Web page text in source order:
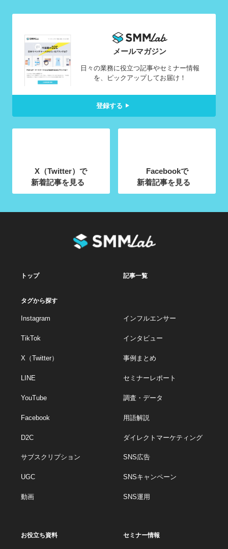
メールマガジン
日々の業務に役立つ記事やセミナー情報
を、ピックアップしてお届け！
登録する
X（Twitter）で
新着記事を見る
Facebookで
新着記事を見る
トップ 記事一覧
タグから探す
Instagram
TikTok
X（Twitter）
LINE
YouTube
Facebook
D2C
サブスクリプション
UGC
動画
インフルエンサー
インタビュー
事例まとめ
セミナーレポート
調査・データ
用語解説
ダイレクトマーケティング
SNS広告
SNSキャンペーン
SNS運用
お役立ち資料 セミナー情報